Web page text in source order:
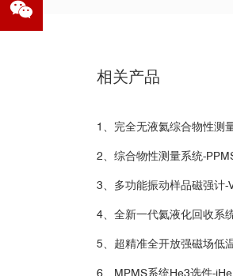
■温下Al 6Re
相关产品
1、完全无液氦综合物性测
2、综合物性测量系统-
3、多功能振动样品磁强计-
4、全新一代氦液化回收系
5、超精准全开放强磁场低
6、MPMS系统He3选件-